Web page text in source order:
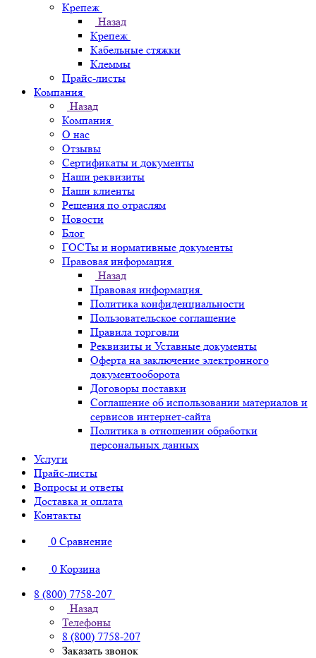
Крепеж
Назад
Крепеж
Кабельные стяжки
Клеммы
Прайс-листы
Компания
Назад
Компания
О нас
Отзывы
Сертификаты и документы
Наши реквизиты
Наши клиенты
Решения по отраслям
Новости
Блог
ГОСТы и нормативные документы
Правовая информация
Назад
Правовая информация
Политика конфиденциальности
Пользовательское соглашение
Правила торговли
Реквизиты и Уставные документы
Оферта на заключение электронного
документооборота
Договоры поставки
Соглашение об использовании материалов и
сервисов интернет-сайта
Политика в отношении обработки
персональных данных
Услуги
Прайс-листы
Вопросы и ответы
Доставка и оплата
Контакты
0 Сравнение
0 Корзина
8 (800) 7758-207
Назад
Телефоны
8 (800) 7758-207
Заказать звонок